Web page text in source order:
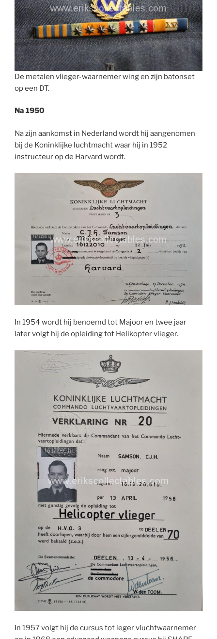
De metalen vlieger-waarnemer wing en zijn batonset
op een DT.
Na 1950
Na zijn aankomst in Nederland wordt hij aangenomen
bij de Koninklijke luchtmacht waar hij in 1952
instructeur op de Harvard wordt.
In 1954 wordt hij benoemd tot Majoor en twee jaar
later volgt hij de opleiding tot Helikopter vlieger.
In 1957 volgt hij de cursus tot leger vluchtwaarnemer